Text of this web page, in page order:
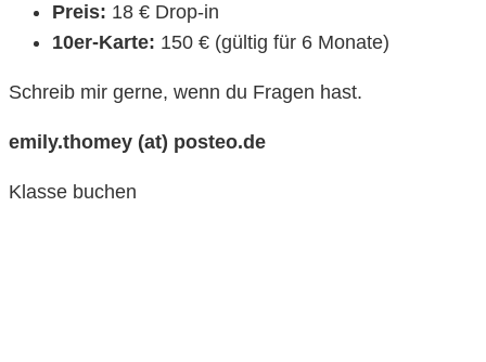
Preis: 18 € Drop-in
10er-Karte: 150 € (gültig für 6 Monate)
Schreib mir gerne, wenn du Fragen hast.
emily.thomey (at) posteo.de
Klasse buchen